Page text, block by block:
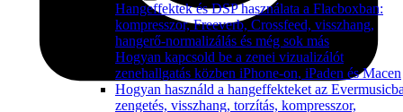
Hangeffektek és DSP használata a Flacboxban:
kompresszor, Freeverb, Crossfeed, visszhang,
hangerő-normalizálás és még sok más
Hogyan kapcsold be a zenei vizualizálót
zenehallgatás közben iPhone-on, iPaden és Macen
Hogyan használd a hangeffekteket az
zengetés, visszhang, torzítás, kompresszor,